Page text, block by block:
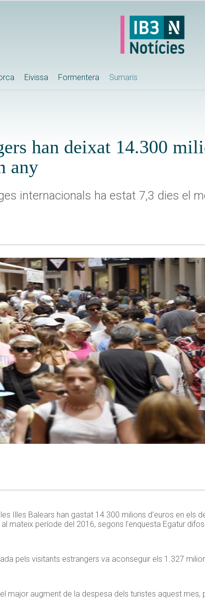
Eivissa Formentera Sumaris
han deixat 14.300
any
internacionals ha estat 7,3 dies el
Illes Balears han gastat 14.300 milions d’euros en els
mateix període del 2016, segons l’enquesta Egatur
pels visitants estrangers va aconseguir els 1.327
major augment de la despesa dels turistes aquest mes,